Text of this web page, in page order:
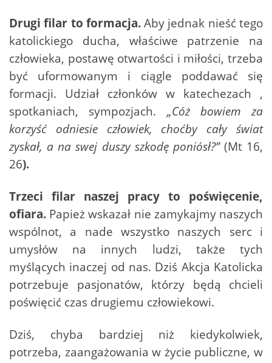
Drugi filar to formacja.Aby jednak nieść tego
katolickiego ducha, właściwe patrzenie na
człowieka, postawę otwartości i miłości, trzeba
być uformowanym i ciągle poddawać się
formacji. Udział członków w katechezach ,
spotkaniach, sympozjach. „Cóż bowiem za
korzyść odniesie człowiek, choćby cały świat
zyskał, a na swej duszy szkodę poniósł?”(Mt 16,
26).
Trzeci filar naszej pracy to poświęcenie,
ofiara. Papież wskazał nie zamykajmy naszych
wspólnot, a nade wszystko naszych serc i
umysłów na innych ludzi, także tych
myślących inaczej od nas. Dziś Akcja Katolicka
potrzebuje pasjonatów, którzy będą chcieli
poświęcić czas drugiemu człowiekowi.
Dziś, chyba bardziej niż kiedykolwiek,
potrzeba, zaangażowania w życie publiczne, w